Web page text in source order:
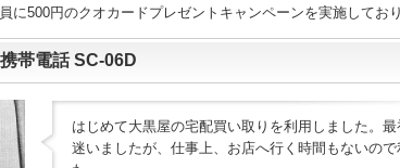
に500円のクオカードプレゼントキャンペーンを実施してお
帯電話 SC-06D
はじめて大黒屋の宅配買い取りを利用しました。
迷いましたが、仕事上、お店へ行く時間もないので